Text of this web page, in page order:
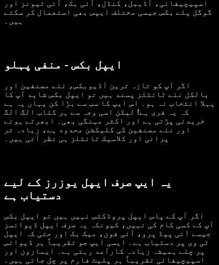
اسپیچیفائی، آڈیبل، کنڈل، آئی بک، آئی ٹیونز اور
گوگل پلے بکس جیسی مختلف ایپس بھی استعمال کر سکتے
ہیں۔
ایپل بکس - منفی پہلو
اگر آپ کو تازہ ترین آڈیوبکس، نئے مصنفین اور
بالکل نئے ٹائٹلز پسند ہیں تو ایپل بکس شاید آپ کا
پہلا انتخاب نہ ہو۔ اس ایپ کا سب سے بڑا کن یہاں یہ ہے
کہ یہ فری ہے! لیکن اسی وجہ سے ہر کتاب الگ الگ
خریدنی پڑتی ہے اور اکثر مہنگی بھی۔ ابھرتے ہوئے
اور نئے مصنفین کی کلیکشن محدود ہے، زیادہ تر
پرانی اور کلاسیک ٹائٹلز ہی نظر آتی ہیں۔
یہ ایپ صرف ایپل یوزرز کے لیے
دستیاب ہے
اگر آپ کے پاس ایپل پروڈکٹس نہیں ہیں تو ایپل بکس
آپ کے کسی کام کی نہیں، کیونکہ یہ صرف ایپل ڈیوائسز
جیسے آئی پیڈ پرو، آئی فون، میک بک اور حتیٰ کہ ایپل
ٹی وی پر دستیاب ہے۔ ایسی ایپ جو تقریباً ہر ڈیوائس
پر چلے ہمیشہ زیادہ کارآمد رہتی ہے۔ ایمازون اور
اسپیچیفائی تقریباً ہر پلیٹ فارم پر چل جاتی ہیں۔